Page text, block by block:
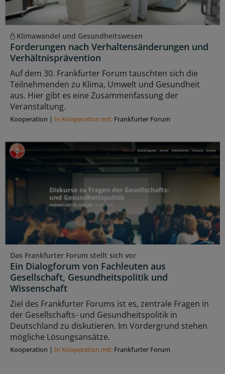
Klimawandel und Gesundheitswesen
Forderungen nach Verhaltensänderungen und
Verhältnisprävention
Auf dem 30. Frankfurter Forum tauschten sich die
Teilnehmenden zu Klima, Umwelt und Gesundheit
aus. Hier gibt es eine Zusammenfassung der
Veranstaltung.
Kooperation | In Kooperation mit: Frankfurter Forum
Das Frankfurter Forum stellt sich vor
Ein Dialogforum von Fachleuten aus
Gesellschaft, Gesundheitspolitik und
Wissenschaft
Ziel des Frankfurter Forums ist es, zentrale Fragen in
der Gesellschafts- und Gesundheitspolitik in
Deutschland zu diskutieren. Im Vordergrund stehen
mögliche Lösungsansätze.
Kooperation | In Kooperation mit: Frankfurter Forum